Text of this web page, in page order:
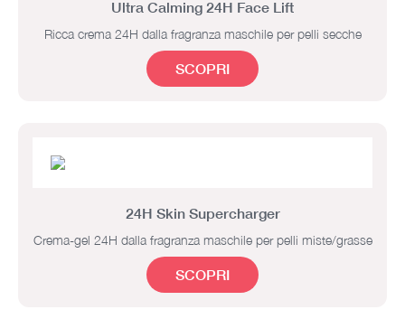
Ultra Calming 24H Face Lift
Ricca crema 24H dalla fragranza maschile per pelli secche
SCOPRI
24H Skin Supercharger
Crema-gel 24H dalla fragranza maschile per pelli miste/grasse
SCOPRI